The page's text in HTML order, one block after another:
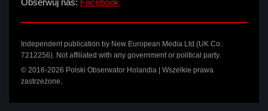
Obserwuj nas: Facebook
Independent publication by New European Media Ltd (UK Co.
7212256). Not affiliated with any government or political party.
© 2016-2026 Polski Obserwator Holandia | Wszelkie prawa
zastrzeżone.